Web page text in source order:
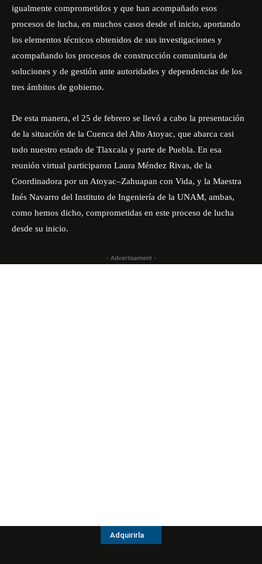
igualmente comprometidos y que han acompañado esos
procesos de lucha, en muchos casos desde el inicio, aportando
los elementos técnicos obtenidos de sus investigaciones y
acompañando los procesos de construcción comunitaria de
soluciones y de gestión ante autoridades y dependencias de los
tres ámbitos de gobierno.
De esta manera, el 25 de febrero se llevó a cabo la presentación
de la situación de la Cuenca del Alto Atoyac, que abarca casi
todo nuestro estado de Tlaxcala y parte de Puebla. En esa
reunión virtual participaron Laura Méndez Rivas, de la
Coordinadora por un Atoyac–Zahuapan con Vida, y la Maestra
Inés Navarro del Instituto de Ingeniería de la UNAM, ambas,
como hemos dicho, comprometidas en este proceso de lucha
desde su inicio.
- Advertisement -
Adquirirla